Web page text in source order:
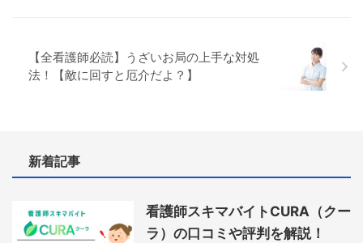
【全看護師必読】うざいお局の上手な対処
法！【敵に回すと厄介だよ？】
新着記事
看護師スキマバイトCURA（クー
ラ）の口コミや評判を解説！